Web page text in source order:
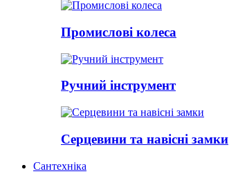
Промислові колеса
Ручний інструмент
Серцевини та навісні замки
Сантехніка